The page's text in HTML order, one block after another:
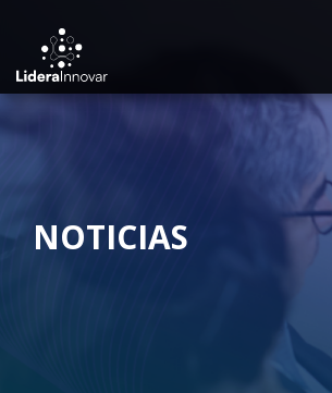
NOTICIAS